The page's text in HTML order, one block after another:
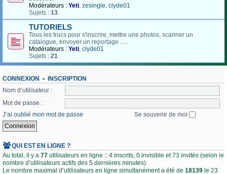
Modérateurs : Yeti, zesingle, clyde01
Sujets : 13
TUTORIELS
Tous les trucs pour s'inscrire, mettre une photos, scanner un
catalogue, envoyer un reportage .....
Modérateurs : Yeti, clyde01
Sujets : 21
CONNEXION • INSCRIPTION
Nom d’utilisateur :
Mot de passe :
J’ai oublié mon mot de passe
Se souvenir de moi
QUI EST EN LIGNE ?
Au total, il y a 77 utilisateurs en ligne :: 4 inscrits, 0 invisible et 73 invités (selon le
nombre d’utilisateurs actifs des 5 dernières minutes)
Le nombre maximal d’utilisateurs en ligne simultanément a été de 18139 le 23